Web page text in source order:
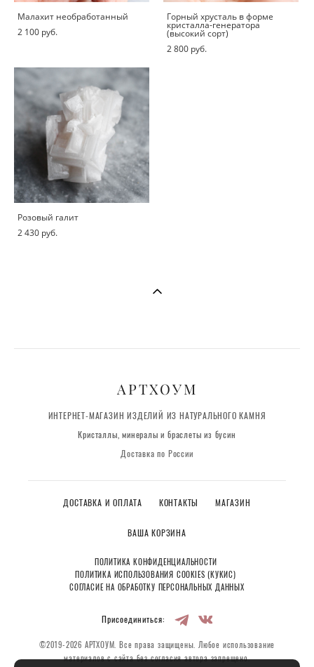
Малахит необработанный
2 100 pуб.
Горный хрусталь в форме
кристалла-генератора
(высокий сорт)
2 800 pуб.
Розовый галит
2 430 pуб.
АРТХОУМ
ИНТЕРНЕТ-МАГАЗИН ИЗДЕЛИЙ ИЗ НАТУРАЛЬНОГО КАМНЯ
Кристаллы, минералы и браслеты из бусин
Доставка по России
ДОСТАВКА И ОПЛАТА КОНТАКТЫ МАГАЗИН
ВАША КОРЗИНА
ПОЛИТИКА КОНФИДЕНЦИАЛЬНОСТИ
ПОЛИТИКА ИСПОЛЬЗОВАНИЯ COOKIES (КУКИС)
СОГЛАСИЕ НА ОБРАБОТКУ ПЕРСОНАЛЬНЫХ ДАННЫХ
Присоединиться:
©2019-2026 АРТХОУМ. Все права защищены. Любое использование
материалов с сайта без согласия автора запрещено.